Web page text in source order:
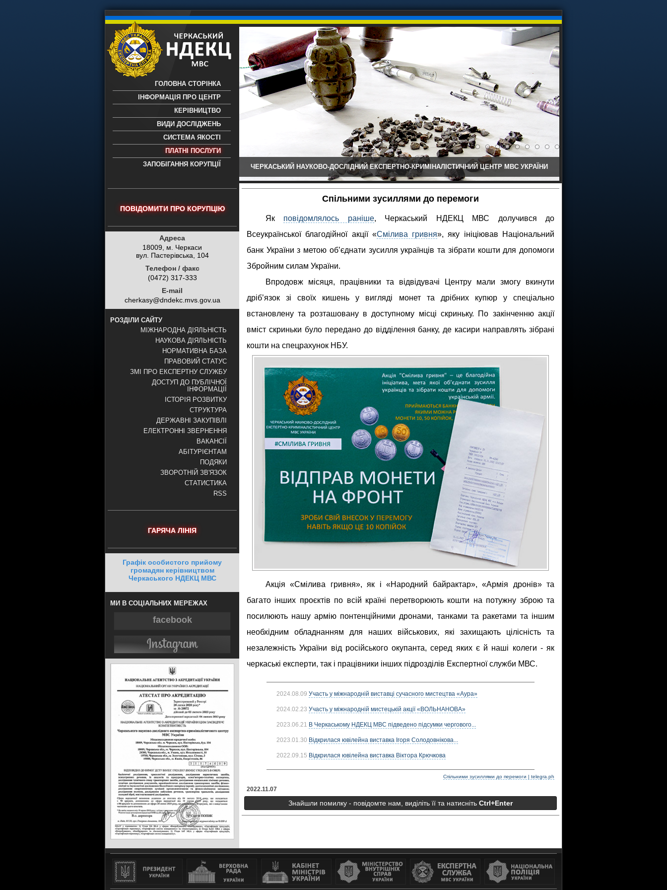
науково-дослідний експертно-
- проведення всих видів судових
експертиз
ГОЛОВНА СТОРІНКА
ІНФОРМАЦІЯ ПРО ЦЕНТР
КЕРІВНИЦТВО
ВИДИ ДОСЛІДЖЕНЬ
СИСТЕМА ЯКОСТІ
ПЛАТНІ ПОСЛУГИ
ЗАПОБІГАННЯ КОРУПЦІЇ
ЧЕРКАСЬКИЙ НАУКОВО-ДОСЛІДНИЙ ЕКСПЕРТНО-КРИМІНАЛІСТИЧНИЙ ЦЕНТР МВС УКРАЇНИ
ПОВІДОМИТИ ПРО КОРУПЦІЮ
Адреса
18009, м. Черкаси
вул. Пастерівська, 104
Телефон / факс
(0472) 317-333
E-mail
cherkasy@dndekc.mvs.gov.ua
РОЗДІЛИ САЙТУ
МІЖНАРОДНА ДІЯЛЬНІСТЬ
НАУКОВА ДІЯЛЬНІСТЬ
НОРМАТИВНА БАЗА
ПРАВОВИЙ СТАТУС
ЗМІ ПРО ЕКСПЕРТНУ СЛУЖБУ
ДОСТУП ДО ПУБЛІЧНОЇ
ІНФОРМАЦІЇ
ІСТОРІЯ РОЗВИТКУ
СТРУКТУРА
ДЕРЖАВНІ ЗАКУПІВЛІ
ЕЛЕКТРОННІ ЗВЕРНЕННЯ
ВАКАНСІЇ
АБІТУРІЄНТАМ
ПОДЯКИ
ЗВОРОТНІЙ ЗВ'ЯЗОК
СТАТИСТИКА
RSS
ГАРЯЧА ЛІНІЯ
Графік особистого прийому
громадян керівництвом
Черкаського НДЕКЦ МВС
МИ В СОЦІАЛЬНИХ МЕРЕЖАХ
facebook
Спільними зусиллями до перемоги
Як повідомлялось раніше, Черкаський НДЕКЦ МВС долучився до
Всеукраїнської благодійної акції «Смілива гривня», яку ініціював Національний
банк України з метою об’єднати зусилля українців та зібрати кошти для допомоги
Збройним силам України.
Впродовж місяця, працівники та відвідувачі Центру мали змогу вкинути
дріб’язок зі своїх кишень у вигляді монет та дрібних купюр у спеціально
встановлену та розташовану в доступному місці скриньку. По закінченню акції
вміст скриньки було передано до відділення банку, де касири направлять зібрані
кошти на спецрахунок НБУ.
Акція «Смілива гривня», як і «Народний байрактар», «Армія дронів» та
багато інших проєктів по всій країні перетворюють кошти на потужну зброю та
посилюють нашу армію понтенційними дронами, танками та ракетами та іншим
необхідним обладнанням для наших військових, які захищають цілісність та
незалежність України від російського окупанта, серед яких є й наші колеги - як
черкаські експерти, так і працівники інших підрозділів Експертної служби МВС.
2024.08.09 Участь у міжнародній виставці сучасного мистецтва «Аура»
2024.02.23 Участь у міжнародній мистецькій акції «ВОЛЬНАНОВА»
2023.06.21 В Черкаському НДЕКЦ МВС підведено підсумки чергового...
2023.01.30 Відкрилася ювілейна виставка Ігоря Солодовнікова...
2022.09.15 Відкрилася ювілейна виставка Віктора Крючкова
2022.11.07
Спільними зусиллями до перемоги | telegra.ph
Знайшли помилку - повідомте нам, виділіть її та натисніть Ctrl+Enter